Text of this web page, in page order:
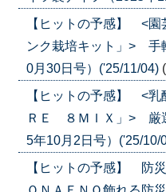
【ヒットの予感】 <園
ンク栽培キット」> 手
0月30日号）('25/11/04)
【ヒットの予感】 <乳
ＲＥ ８ＭＩＸ」> 厳
5年10月2日号）('25/10/
【ヒットの予感】 防